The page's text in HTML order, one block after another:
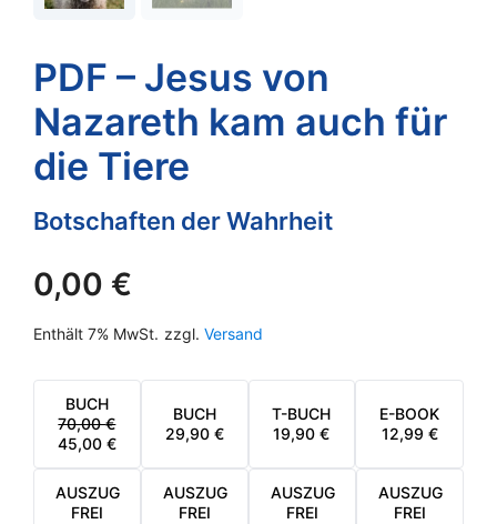
PDF – Jesus von
Nazareth kam auch für
die Tiere
Botschaften der Wahrheit
0,00 €
Enthält 7% MwSt. zzgl. Versand
BUCH
70,00€
URSPRÜNGLICHER
PREIS
WAR:
70,00 €
45,00 €
AKTUELLER
PREIS
IST:
45,00 €.
BUCH
29,90 €
T-BUCH
19,90€
E-BOOK
12,99 €
AUSZUG
FREI
AUSZUG
FREI
AUSZUG
FREI
AUSZUG
FREI